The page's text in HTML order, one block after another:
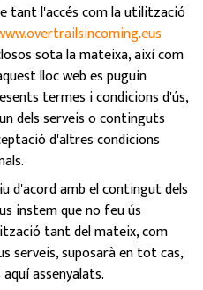
tant l'accés com la utilització
sota la mateixa, així com
lloc web es puguin
termes i condicions d'ús,
dels serveis o continguts
d'altres condicions
d'acord amb el contingut dels
instem que no feu ús
tant del mateix, com
serveis, suposarà en tot cas,
assenyalats.